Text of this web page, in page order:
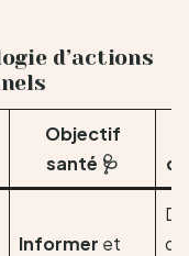
d’actions
Objectif
santé 🩺
Informer et